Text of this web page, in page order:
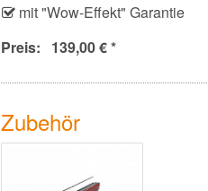
mit "Wow-Effekt" Garantie
Preis: 139,00 € *
Zubehör